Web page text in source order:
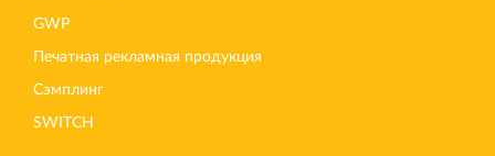
GWP
Печатная рекламная продукция
Сэмплинг
SWITCH